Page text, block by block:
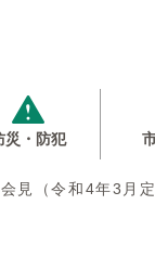
災・防犯
見（令和4年3月